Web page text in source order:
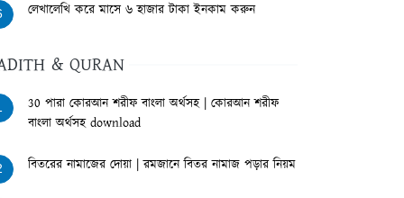
লেখালেখি করে মাসে ৬ হাজার টাকা ইনকাম করুন
& QURAN
30 পারা কোরআন শরীফ বাংলা অর্থসহ | কোরআন শরীফ
বাংলা অর্থসহ download
বিতরের নামাজের দোয়া | রমজানে বিতর নামাজ পড়ার নিয়ম